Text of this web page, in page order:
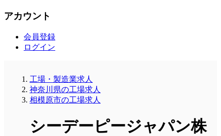
アカウント
会員登録
ログイン
工場・製造業求人
神奈川県の工場求人
相模原市の工場求人
シーデーピージャパン株